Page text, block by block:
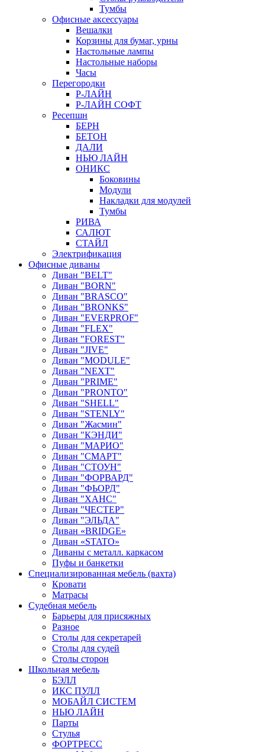
Тумбы
Офисные аксессуары
Вешалки
Корзины для бумаг, урны
Настольные лампы
Настольные наборы
Часы
Перегородки
Р-ЛАЙН
Р-ЛАЙН СОФТ
Ресепшн
БЕРН
БЕТОН
ДАЛИ
НЬЮ ЛАЙН
ОНИКС
Боковины
Модули
Накладки для модулей
Тумбы
РИВА
САЛЮТ
СТАЙЛ
Электрификация
Офисные диваны
Диван "BELT"
Диван "BORN"
Диван "BRASCO"
Диван "BRONKS"
Диван "EVERPROF"
Диван "FLEX"
Диван "FOREST"
Диван "JIVE"
Диван "MODULE"
Диван "NEXT"
Диван "PRIME"
Диван "PRONTO"
Диван "SHELL"
Диван "STENLY"
Диван "Жасмин"
Диван "КЭНДИ"
Диван "МАРИО"
Диван "СМАРТ"
Диван "СТОУН"
Диван "ФОРВАРД"
Диван "ФЬОРД"
Диван "ХАНС"
Диван "ЧЕСТЕР"
Диван "ЭЛЬДА"
Диван «BRIDGE»
Диван «STATO»
Диваны с металл. каркасом
Пуфы и банкетки
Специализированная мебель (вахта)
Кровати
Матрасы
Судебная мебель
Барьеры для присяжных
Разное
Столы для секретарей
Столы для судей
Столы сторон
Школьная мебель
БЭЛЛ
ИКС ПУЛЛ
МОБАЙЛ СИСТЕМ
НЬЮ ЛАЙН
Парты
Стулья
ФОРТРЕСС